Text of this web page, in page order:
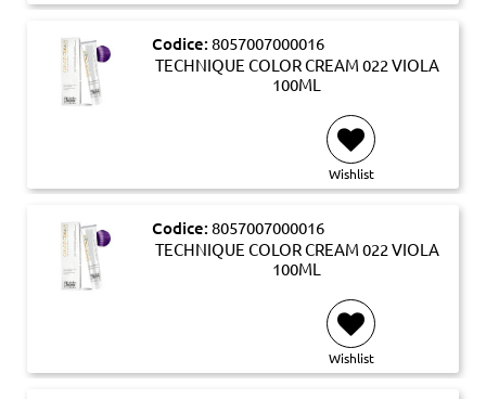
Codice: 8057007000016
TECHNIQUE COLOR CREAM 022 VIOLA
100ML
Wishlist
Codice: 8057007000016
TECHNIQUE COLOR CREAM 022 VIOLA
100ML
Wishlist